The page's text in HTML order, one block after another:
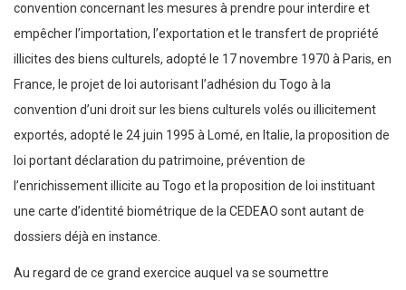
convention concernant les mesures à prendre pour interdire et
empêcher l’importation, l’exportation et le transfert de propriété
illicites des biens culturels, adopté le 17 novembre 1970 à Paris, en
France, le projet de loi autorisant l’adhésion du Togo à la
convention d’uni droit sur les biens culturels volés ou illicitement
exportés, adopté le 24 juin 1995 à Lomé, en Italie, la proposition de
loi portant déclaration du patrimoine, prévention de
l’enrichissement illicite au Togo et la proposition de loi instituant
une carte d’identité biométrique de la CEDEAO sont autant de
dossiers déjà en instance.
Au regard de ce grand exercice auquel va se soumettre